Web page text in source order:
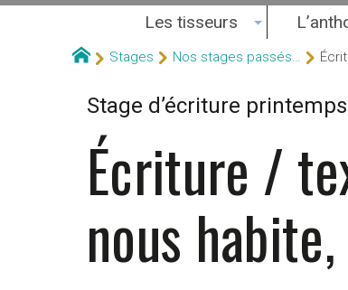
Les tisseurs
Stages Nos stages passés…
Stage d’écriture
Écriture /
nous